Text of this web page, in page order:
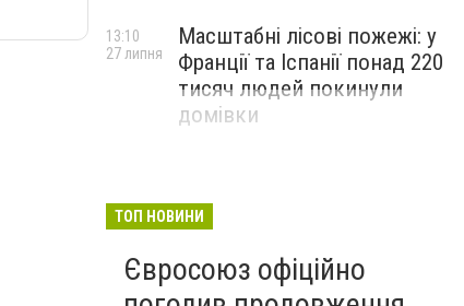
Масштабні лісові пожежі: у
Франції та Іспанії понад 220
тисяч людей покинули
домівки
13:10
27 липня
ТОП НОВИНИ
Євросоюз офіційно